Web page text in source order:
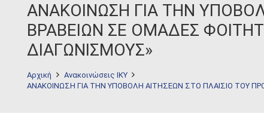
ANAKOINΩΣΗ ΓΙΑ ΤΗΝ
ΒΡΑΒΕΙΩΝ ΣΕ ΟΜΑΔΕΣ
ΔΙΑΓΩΝΙΣΜΟΥΣ»
Αρχική
Ανακοινώσεις ΙΚΥ
ANAKOINΩΣΗ ΓΙΑ ΤΗΝ ΥΠΟΒΟΛΗ ΑΙΤΗΣΕΩΝ ΣΤΟ ΠΛΑΙΣΙΟ ΤΟΥ